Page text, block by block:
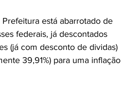
está abarrotado de
federais, já descontados
(já com desconto de dividas)
39,91%) para uma inflação